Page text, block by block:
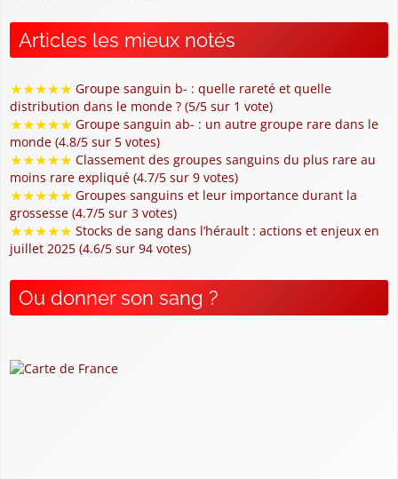
Articles les mieux notés
★★★★★ Groupe sanguin b- : quelle rareté et quelle
distribution dans le monde ? (5/5 sur 1 vote)
★★★★★ Groupe sanguin ab- : un autre groupe rare dans le
monde (4.8/5 sur 5 votes)
★★★★★ Classement des groupes sanguins du plus rare au
moins rare expliqué (4.7/5 sur 9 votes)
★★★★★ Groupes sanguins et leur importance durant la
grossesse (4.7/5 sur 3 votes)
★★★★★ Stocks de sang dans l’hérault : actions et enjeux en
juillet 2025 (4.6/5 sur 94 votes)
Ou donner son sang ?